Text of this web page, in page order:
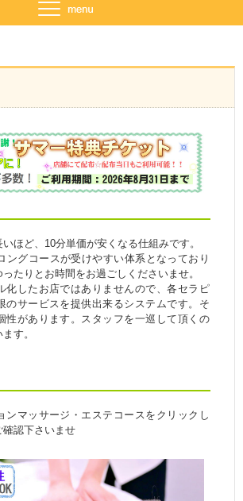
ほど、10分単価が安くなる仕組みです。
ングコースが受けやすい体系となっており
たりとお時間をお過ごしくださいませ。
化したお店ではありませんので、各セラピ
のサービスを提供出来るシステムです。そ
性があります。スタッフを一巡して頂くの
す。
ンマッサージ・エステコースをクリックし
認下さいませ